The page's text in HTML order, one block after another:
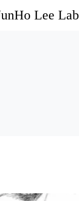
Lee Lab